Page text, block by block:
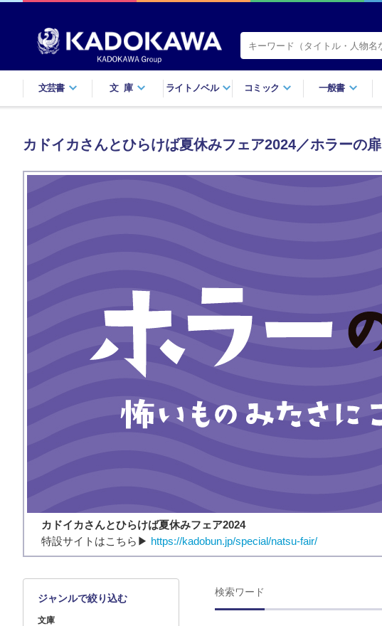
文芸書 文庫 ライトノベル コミック 一般書
カドイカさんとひらけば夏休みフェア2024／ホラーの扉
カドイカさんとひらけば夏休みフェア2024
​特設サイトはこちら▶ https://kadobun.jp/special/natsu-fair/
検索ワード
ジャンルで絞り込む
文庫